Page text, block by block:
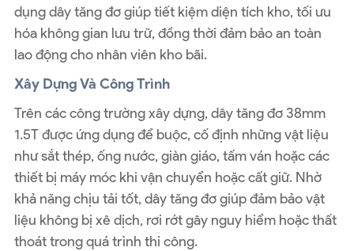
dụng dây tăng đơ giúp tiết kiệm diện tích kho, tối ưu
hóa không gian lưu trữ, đồng thời đảm bảo an toàn
lao động cho nhân viên kho bãi.
Xây Dựng Và Công Trình
Trên các công trường xây dựng, dây tăng đơ 38mm
1.5T được ứng dụng để buộc, cố định những vật liệu
như sắt thép, ống nước, giàn giáo, tấm ván hoặc các
thiết bị máy móc khi vận chuyển hoặc cất giữ. Nhờ
khả năng chịu tải tốt, dây tăng đơ giúp đảm bảo vật
liệu không bị xê dịch, rơi rớt gây nguy hiểm hoặc thất
thoát trong quá trình thi công.